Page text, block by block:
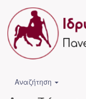
Αναζήτηση